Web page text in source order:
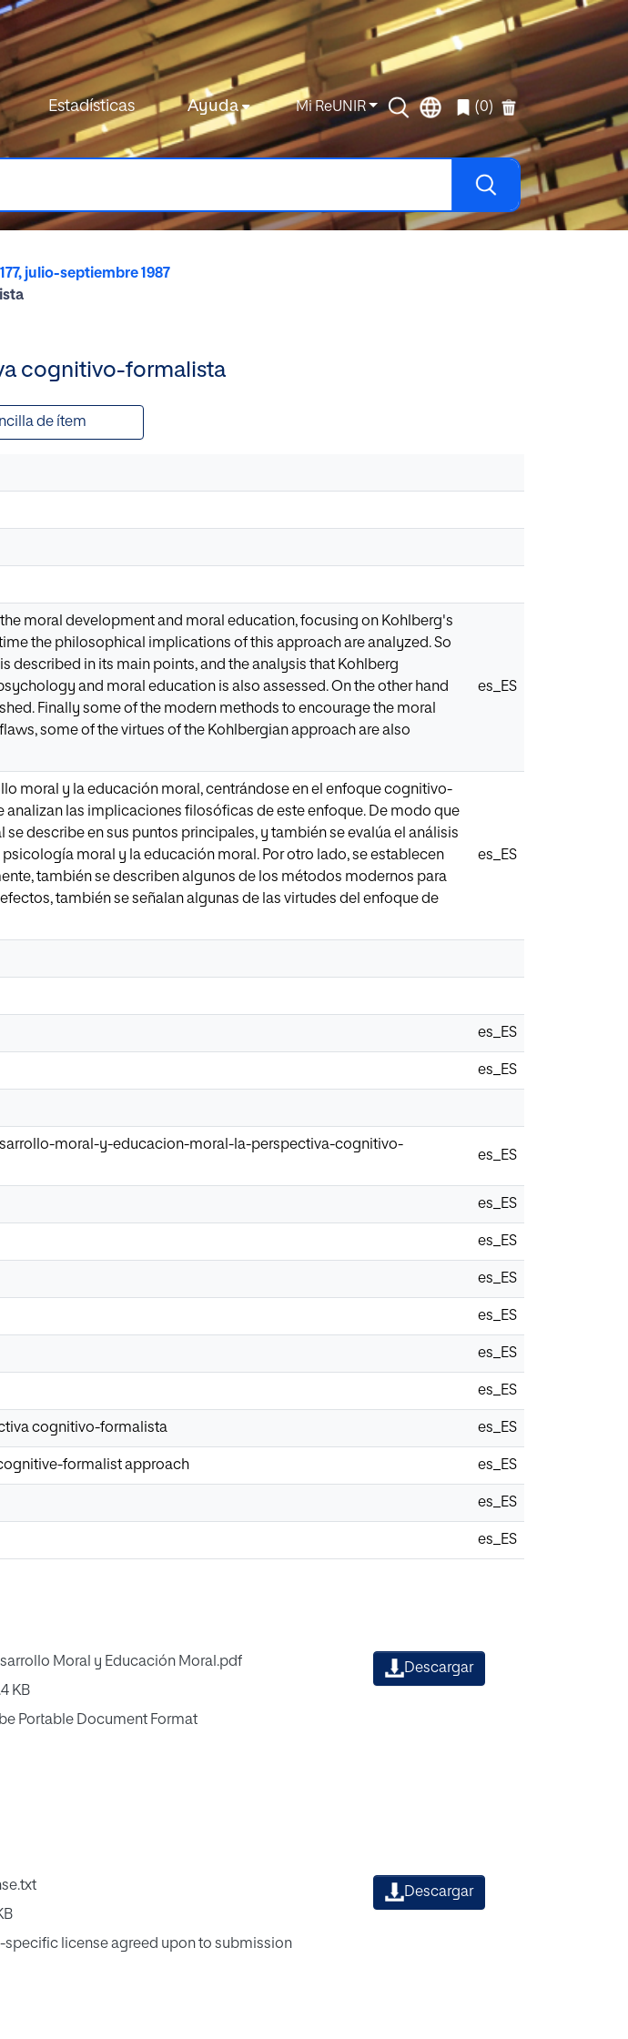
Estadísticas Ayuda Mi ReUNIR (0)
177, julio-septiembre 1987
cognitivo-formalista
de ítem
moral development and moral education, focusing on Kohlberg's
the philosophical implications of this approach are analyzed. So
described in its main points, and the analysis that Kohlberg
and moral education is also assessed. On the other hand
Finally some of the modern methods to encourage the moral
some of the virtues of the Kohlbergian approach are also
es_ES
moral y la educación moral, centrándose en el enfoque cognitivo-
las implicaciones filosóficas de este enfoque. De modo que
describe en sus puntos principales, y también se evalúa el análisis
moral y la educación moral. Por otro lado, se establecen
también se describen algunos de los métodos modernos para
también se señalan algunas de las virtudes del enfoque de
es_ES
es_ES
es_ES
moral-y-educacion-moral-la-perspectiva-cognitivo-
es_ES
es_ES
es_ES
es_ES
es_ES
es_ES
es_ES
cognitivo-formalista es_ES
formalist approach es_ES
es_ES
es_ES
Moral y Educación Moral.pdf
KB
Portable Document Format
Descargar
specific license agreed upon to submission
Descargar